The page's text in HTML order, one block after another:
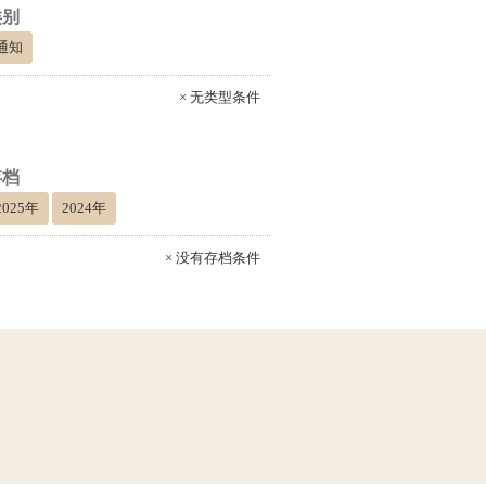
知
× 无类型条件
年 2024年
× 没有存档条件